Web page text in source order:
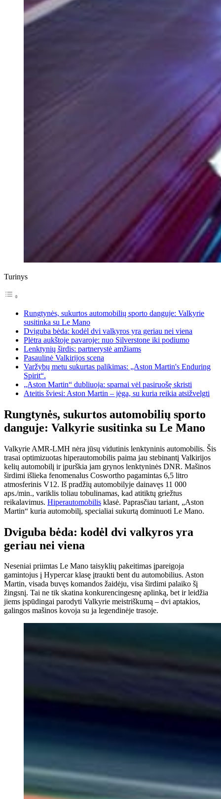
Turinys
Rungtynės, sukurtos automobilių sporto danguje: Valkyrie
susitinka su Le Mano
Dviguba bėda: kodėl dvi valkyros yra geriau nei viena
Plėtra aukštoje pavaroje: nuo Silverstone iki podiumo
Lenktynių širdis: partnerystė amžiams
Pasaulinė Valkirijos scena
Varžybų metu sukurtas palikimas: „Aston Martin's Enduring
Spirit“.
„Aston Martin“ dubliuoja: sparnai vėl pasiruošę skristi
Ateitis šviesi: Aston Martin – jėga, su kuria reikia atsižvelgti
Rungtynės, sukurtos automobilių sporto
danguje: Valkyrie susitinka su Le Mano
Valkyrie AMR-LMH nėra jūsų vidutinis lenktyninis automobilis. Šis
trasai optimizuotas hiperautomobilis paima jau stebinantį Valkirijos
kelių automobilį ir įpurškia jam grynos lenktyninės DNR. Mašinos
širdimi išlieka fenomenalus Coswortho pagamintas 6,5 litro
atmosferinis V12. Iš pradžių automobilyje dainavęs 11 000
aps./min., variklis toliau tobulinamas, kad atitiktų griežtus
reikalavimus. Hiperautomobilis klasė. Paprasčiau tariant, „Aston
Martin“ kuria automobilį, specialiai sukurtą dominuoti Le Mano.
Dviguba bėda: kodėl dvi valkyros yra
geriau nei viena
Neseniai priimtas Le Mano taisyklių pakeitimas įpareigoja
gamintojus į Hypercar klasę įtraukti bent du automobilius. Aston
Martin, visada buvęs komandos žaidėju, visa širdimi palaiko šį
žingsnį. Tai ne tik skatina konkurencingesnę aplinką, bet ir leidžia
jiems įspūdingai parodyti Valkyrie meistriškumą – dvi aptakios,
galingos mašinos kovoja su ja legendinėje trasoje.